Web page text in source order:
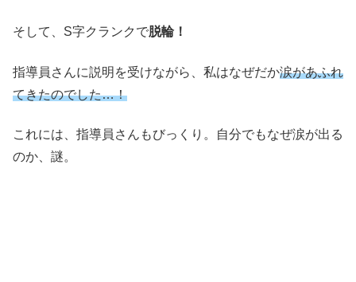
そして、S字クランクで脱輪！
指導員さんに説明を受けながら、私はなぜだか涙があふれ
てきたのでした…！
これには、指導員さんもびっくり。自分でもなぜ涙が出る
のか、謎。